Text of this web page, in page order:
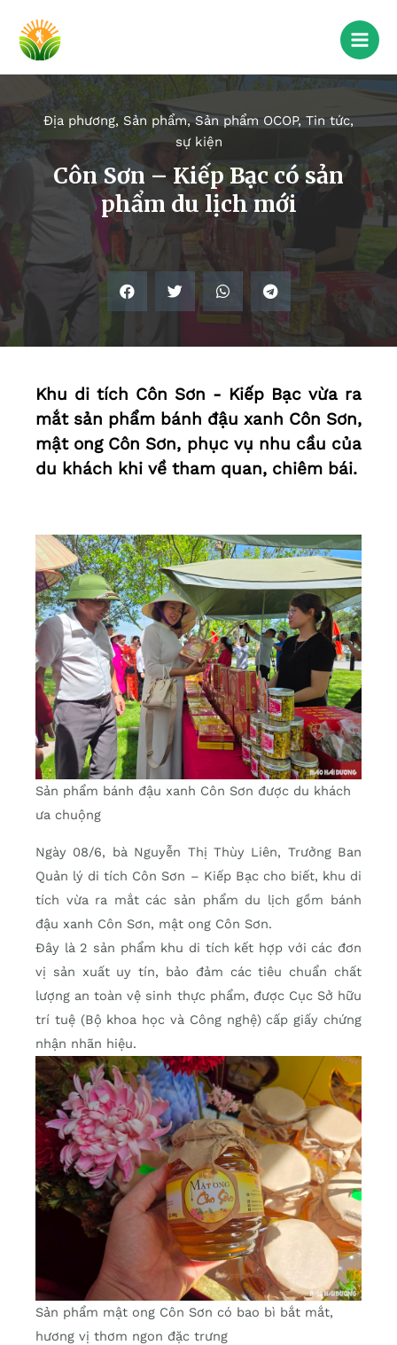
Địa phương,Sản phẩm,Sản phẩm OCOP, Tin tức,
sự kiện
Côn Sơn – Kiếp Bạc có sản
phẩm du lịch mới
Khu di tích Côn Sơn - Kiếp Bạc vừa ra
mắt sản phẩm bánh đậu xanh Côn Sơn,
mật ong Côn Sơn, phục vụ nhu cầu của
du khách khi về tham quan, chiêm bái.
Sản phẩm bánh đậu xanh Côn Sơn được du khách
ưa chuộng
Ngày 08/6, bà Nguyễn Thị Thùy Liên, Trưởng Ban
Quản lý di tích Côn Sơn – Kiếp Bạc cho biết, khu di
tích vừa ra mắt các sản phẩm du lịch gồm bánh
đậu xanh Côn Sơn, mật ong Côn Sơn.
Đây là 2 sản phẩm khu di tích kết hợp với các đơn
vị sản xuất uy tín, bảo đảm các tiêu chuẩn chất
lượng an toàn vệ sinh thực phẩm, được Cục Sở hữu
trí tuệ (Bộ khoa học và Công nghệ) cấp giấy chứng
nhận nhãn hiệu.
Sản phẩm mật ong Côn Sơn có bao bì bắt mắt,
hương vị thơm ngon đặc trưng